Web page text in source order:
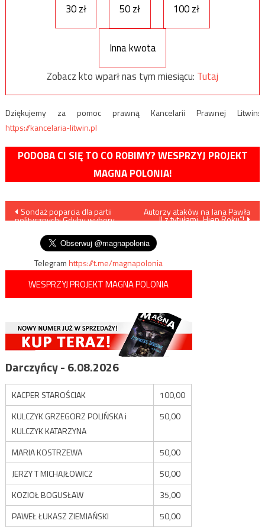
30 zł
50 zł 100 zł
Inna kwota
Zobacz kto wparł nas tym miesiącu: Tutaj
Dziękujemy za pomoc prawną Kancelarii Prawnej Litwin:
https://kancelaria-litwin.pl
PODOBA CI SIĘ TO CO ROBIMY? WESPRZYJ PROJEKT
MAGNA POLONIA!
Nawigacja
wpisu
Sondaż poparcia dla partii
politycznych: Gdyby wybory
Autorzy ataków na Jana Pawła
II z tytułami „Hien Roku”!
Telegramhttps://t.me/magnapolonia
WESPRZYJ PROJEKT MAGNA POLONIA
Darczyńcy - 6.08.2026
KACPER STAROŚCIAK
100,00
KULCZYK GRZEGORZ POLIŃSKA i
KULCZYK KATARZYNA
50,00
MARIA KOSTRZEWA
50,00
JERZY T MICHAJŁOWICZ
50,00
KOZIOŁ BOGUSŁAW
35,00
PAWEŁ ŁUKASZ ZIEMIAŃSKI
50,00